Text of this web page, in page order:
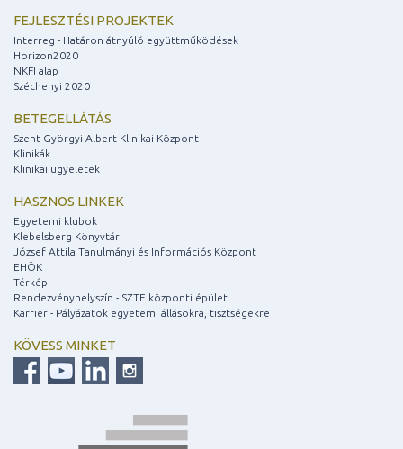
FEJLESZTÉSI PROJEKTEK
Interreg - Határon átnyúló együttműködések
Horizon2020
NKFI alap
Széchenyi 2020
BETEGELLÁTÁS
Szent-Györgyi Albert Klinikai Központ
Klinikák
Klinikai ügyeletek
HASZNOS LINKEK
Egyetemi klubok
Klebelsberg Könyvtár
József Attila Tanulmányi és Információs Központ
EHÖK
Térkép
Rendezvényhelyszín - SZTE központi épület
Karrier - Pályázatok egyetemi állásokra, tisztségekre
KÖVESS MINKET